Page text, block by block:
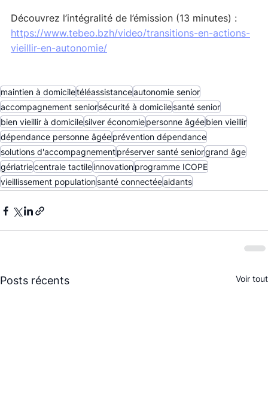
Découvrez l’intégralité de l’émission (13 minutes) :
https://www.tebeo.bzh/video/transitions-en-actions-
vieillir-en-autonomie/
maintien à domiciletéléassistanceautonomie senior
accompagnement seniorsécurité à domicilesanté senior
bien vieillir à domicilesilver économiepersonne âgéebien vieillir
dépendance personne âgéeprévention dépendance
solutions d'accompagnementpréserver santé seniorgrand âge
gériatriecentrale tactileinnovationprogramme ICOPE
vieillissement populationsanté connectéeaidants
Posts récents Voir tout